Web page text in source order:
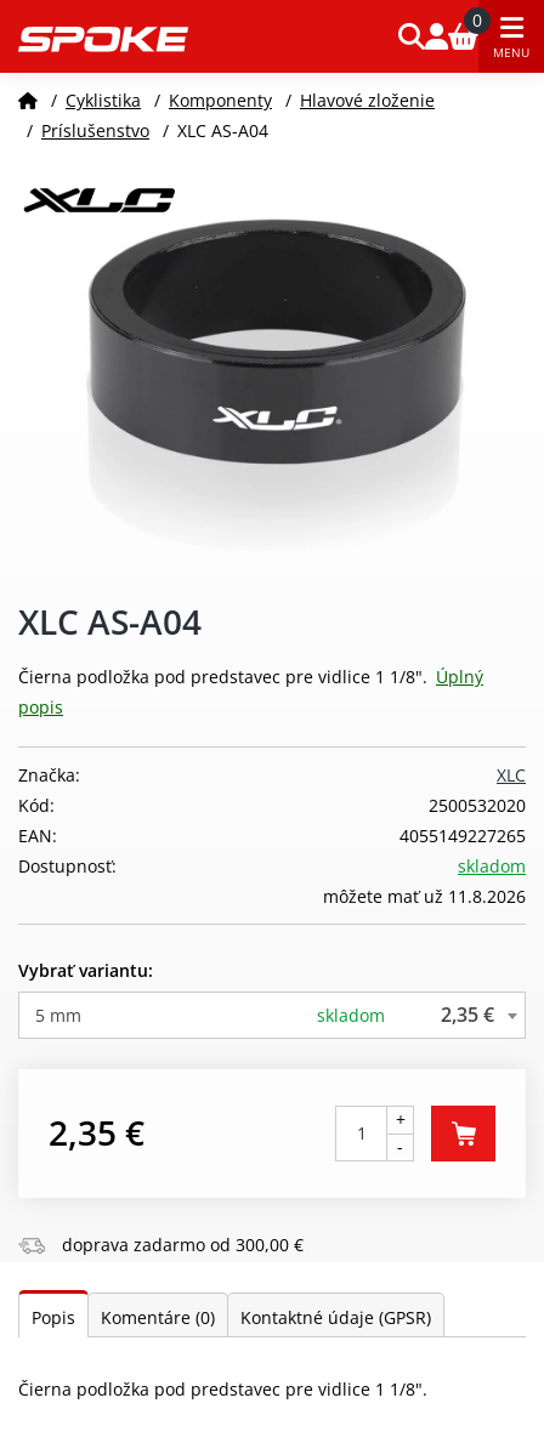
0
MENU
/ Cyklistika / Komponenty / Hlavové zloženie
/ Príslušenstvo / XLC AS-A04
XLC AS-A04
Čierna podložka pod predstavec pre vidlice 1 1/8". Úplný
popis
XLC
Značka:
2500532020
Kód:
4055149227265
EAN:
skladom
môžete mať už 11.8.2026
Dostupnosť:
Vybrať variantu:
5 mm
skladom 2,35 €
2,35 €
+
-
doprava zadarmo od 300,00 €
Popis Komentáre (0) Kontaktné údaje (GPSR)
Čierna podložka pod predstavec pre vidlice 1 1/8".